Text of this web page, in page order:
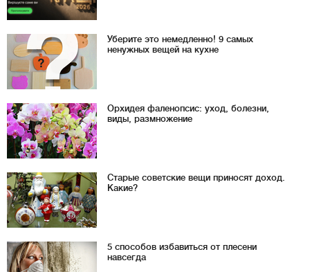
Уберите это немедленно! 9 самых
ненужных вещей на кухне
Орхидея фаленопсис: уход, болезни,
виды, размножение
Старые советские вещи приносят доход.
Какие?
5 способов избавиться от плесени
навсегда